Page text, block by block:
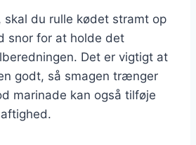
skal du rulle kødet stramt op
snor for at holde det
Det er vigtigt at
godt, så smagen trænger
marinade kan også tilføje